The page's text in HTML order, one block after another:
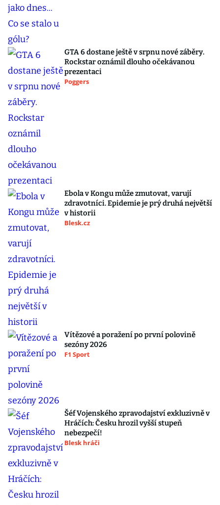
GTA 6 dostane ještě v srpnu nové záběry.
Rockstar oznámil dlouho očekávanou
prezentaci
Poggers
Ebola v Kongu může zmutovat, varují
zdravotníci. Epidemie je prý druhá největší
v historii
Blesk.cz
Vítězové a poražení po první polovině
sezóny 2026
F1 Sport
Šéf Vojenského zpravodajství exkluzivně v
Hráčích: Česku hrozil vyšší stupeň
nebezpečí!
Blesk hráči